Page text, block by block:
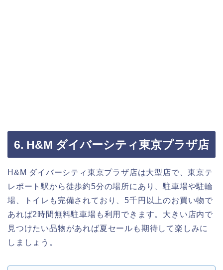
6. H&M ダイバーシティ東京プラザ店
H&M ダイバーシティ東京プラザ店は大型店で、東京テ
レポート駅から徒歩約5分の場所にあり、駐車場や駐輪
場、トイレも完備されており、5千円以上のお買い物で
あれば2時間無料駐車場も利用できます。大きい店内で
見つけたい品物があれば夏セールも期待して楽しみに
しましょう。